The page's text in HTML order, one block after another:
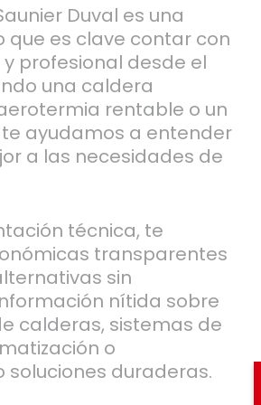
Duval es una
que es clave contar con
profesional desde el
una caldera
rentable o un
ayudamos a entender
a las necesidades de
técnica, te
transparentes
sin
nítida sobre
calderas, sistemas de
o
soluciones duraderas.